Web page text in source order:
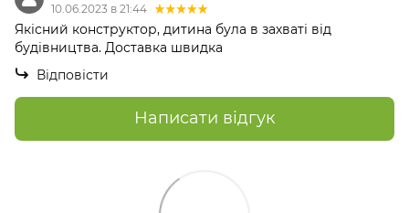
10.06.2023 в 21:44
Якісний конструктор, дитина була в захваті від
будівництва. Доставка швидка
Відповісти
Написати відгук